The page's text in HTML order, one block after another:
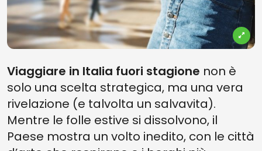
Viaggiare in Italia fuori stagione non è
solo una scelta strategica, ma una vera
rivelazione (e talvolta un salvavita).
Mentre le folle estive si dissolvono, il
Paese mostra un volto inedito, con le città